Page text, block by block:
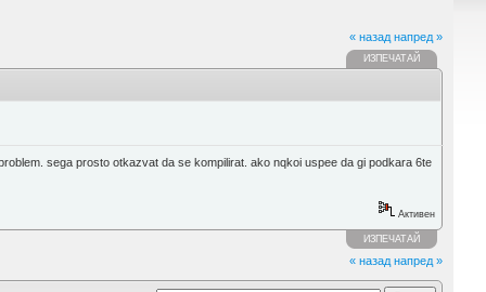
« назад напред »
ИЗПЕЧАТАЙ
sega prosto otkazvat da se kompilirat. ako nqkoi uspee da gi podkara 6te
Активен
ИЗПЕЧАТАЙ
« назад напред »